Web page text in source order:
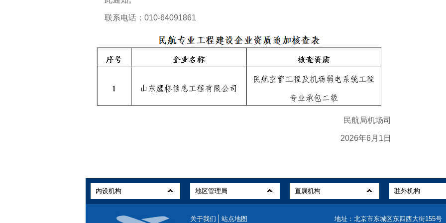
联系电话：010-64091861
民航局机场司
2026年6月1日
关于我们 站点地图 地址：北京市东城区东四西大街155号